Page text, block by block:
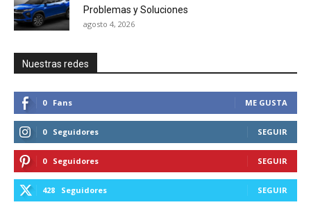
Problemas y Soluciones
agosto 4, 2026
Nuestras redes
0 Fans ME GUSTA
0 Seguidores SEGUIR
0 Seguidores SEGUIR
428 Seguidores SEGUIR